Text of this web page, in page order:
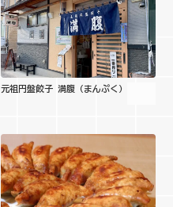
元祖円盤餃子 満腹（まんぷく）